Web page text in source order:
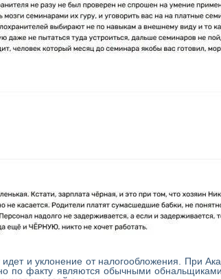
и уклонение от налогообложения. При
по факту являются обычными